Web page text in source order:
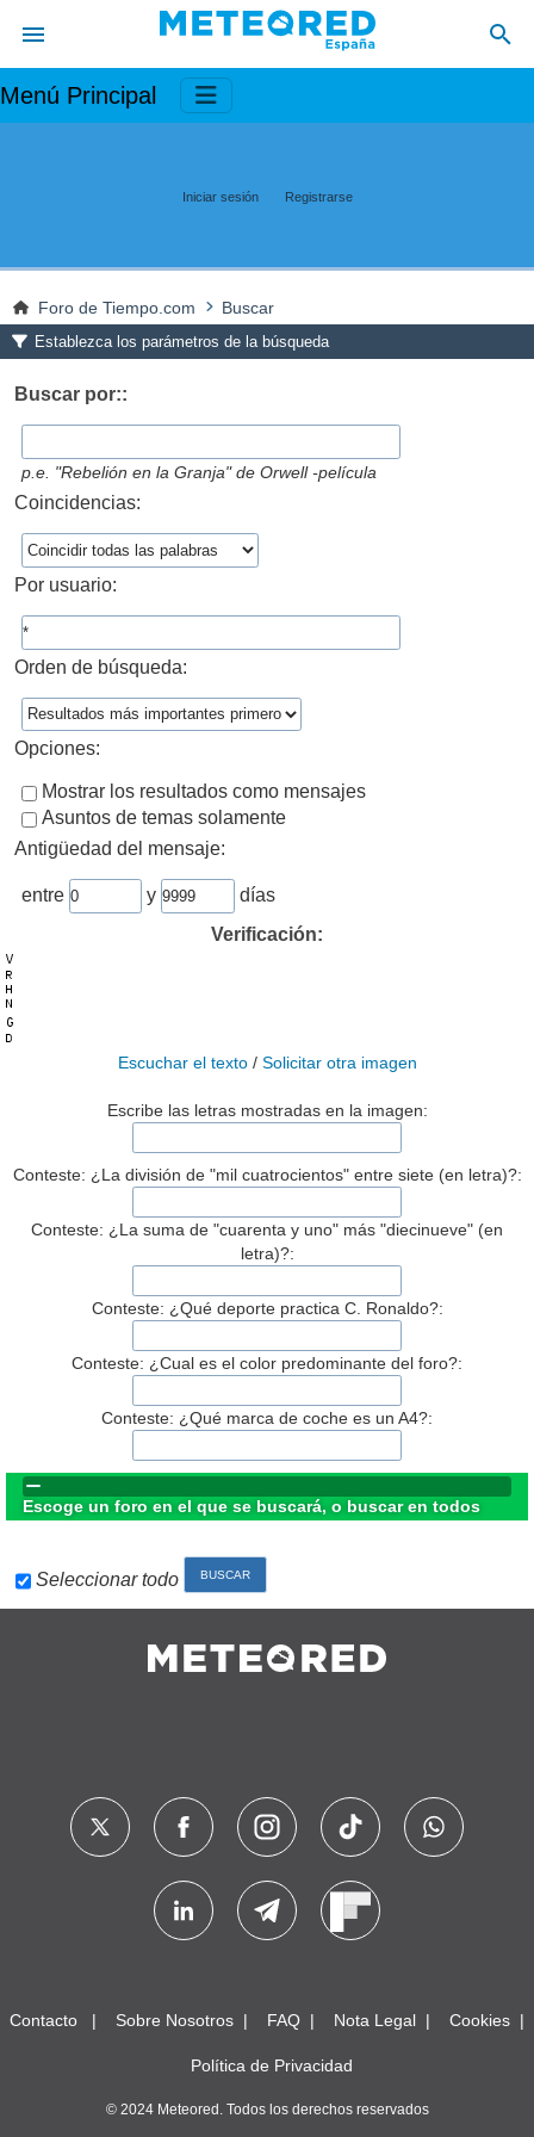
Menú Principal
Iniciar sesión Registrarse
Foro de Tiempo.com Buscar
Establezca los parámetros de la búsqueda
Buscar por::
p.e. "Rebelión en la Granja" de Orwell -película
Coincidencias:
Por usuario:
Orden de búsqueda:
Opciones:
Mostrar los resultados como mensajes
Asuntos de temas solamente
Antigüedad del mensaje:
entre y
días
Verificación:
Escuchar el texto/ Solicitar otra imagen
Escribe las letras mostradas en la imagen:
Conteste: ¿La división de "mil cuatrocientos" entre siete (en letra)?:
Conteste: ¿La suma de "cuarenta y uno" más "diecinueve" (en
letra)?:
Conteste: ¿Qué deporte practica C. Ronaldo?:
Conteste: ¿Cual es el color predominante del foro?:
Conteste: ¿Qué marca de coche es un A4?:
Escoge un foro en el que se buscará, o buscar en todos
Seleccionar todo
Contacto Sobre Nosotros FAQ Nota Legal Cookies
Política de Privacidad
© 2024 Meteored. Todos los derechos reservados